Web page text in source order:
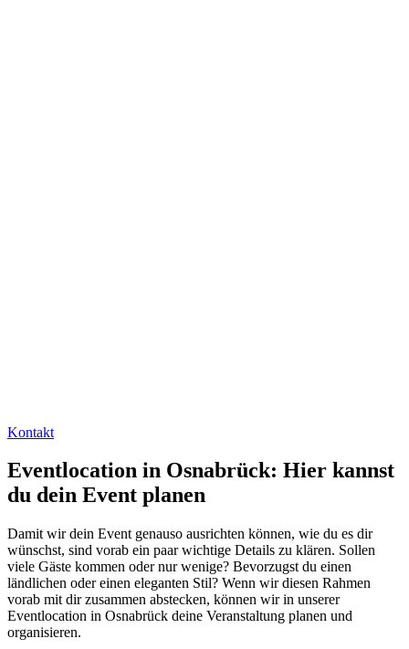
Kontakt
Eventlocation in Osnabrück: Hier kannst
du dein Event planen
Damit wir dein Event genauso ausrichten können, wie du es dir
wünschst, sind vorab ein paar wichtige Details zu klären. Sollen
viele Gäste kommen oder nur wenige? Bevorzugst du einen
ländlichen oder einen eleganten Stil? Wenn wir diesen Rahmen
vorab mit dir zusammen abstecken, können wir in unserer
Eventlocation in Osnabrück deine Veranstaltung planen und
organisieren.